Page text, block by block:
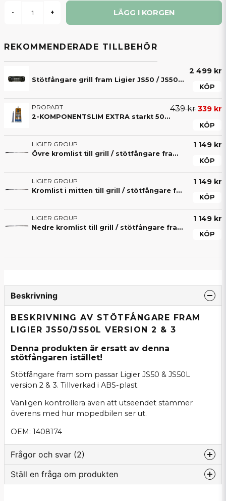
- + LÄGG I KORGEN
REKOMMENDERADE TILLBEHÖR
Stötfångare grill fram Ligier JS50 / JS50L V2 & V3 Elegance
2 499 kr
KÖP
PROPART
2-KOMPONENTSLIM EXTRA starkt 50ML lim (4-8 min)
439 kr 339 kr
KÖP
LIGIER GROUP
Övre kromlist till grill / stötfångare fram till Ligier JS50 / JS50L V2 & V3
1 149 kr
KÖP
LIGIER GROUP
Kromlist i mitten till grill / stötfångare fram till Ligier JS50 / JS50L V2 & V3
1 149 kr
KÖP
LIGIER GROUP
Nedre kromlist till grill / stötfångare fram till Ligier JS50 / JS50L V2 & V3
1 149 kr
KÖP
Beskrivning
BESKRIVNING AV STÖTFÅNGARE FRAM
LIGIER JS50/JS50L VERSION 2 & 3
Denna produkten är ersatt av denna
stötfångaren istället!
Stötfångare fram som passar Ligier JS50 & JS50L
version 2 & 3. Tillverkad i ABS-plast.
Vänligen kontrollera även att utseendet stämmer
överens med hur mopedbilen ser ut.
OEM: 1408174
Frågor och svar (2)
Ställ en fråga om produkten